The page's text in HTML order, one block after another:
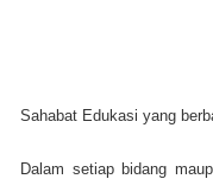
Sahabat Edukasi yang
Dalam setiap bidang